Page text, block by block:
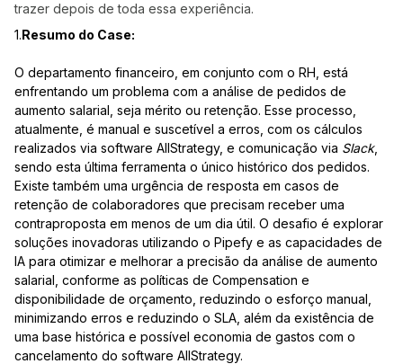
trazer depois de toda essa experiência.
1.Resumo do Case:
O departamento financeiro, em conjunto com o RH, está
enfrentando um problema com a análise de pedidos de
aumento salarial, seja mérito ou retenção. Esse processo,
atualmente, é manual e suscetível a erros, com os cálculos
realizados via software AllStrategy, e comunicação via Slack,
sendo esta última ferramenta o único histórico dos pedidos.
Existe também uma urgência de resposta em casos de
retenção de colaboradores que precisam receber uma
contraproposta em menos de um dia útil. O desafio é explorar
soluções inovadoras utilizando o Pipefy e as capacidades de
IA para otimizar e melhorar a precisão da análise de aumento
salarial, conforme as políticas de Compensation e
disponibilidade de orçamento, reduzindo o esforço manual,
minimizando erros e reduzindo o SLA, além da existência de
uma base histórica e possível economia de gastos com o
cancelamento do software AllStrategy.